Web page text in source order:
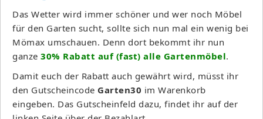
Das Wetter wird immer schöner und wer noch Möbel
für den Garten sucht, sollte sich nun mal ein wenig bei
Mömax umschauen. Denn dort bekommt ihr nun
ganze 30% Rabatt auf (fast) alle Gartenmöbel.
Damit euch der Rabatt auch gewährt wird, müsst ihr
den Gutscheincode Garten30 im Warenkorb
eingeben. Das Gutscheinfeld dazu, findet ihr auf der